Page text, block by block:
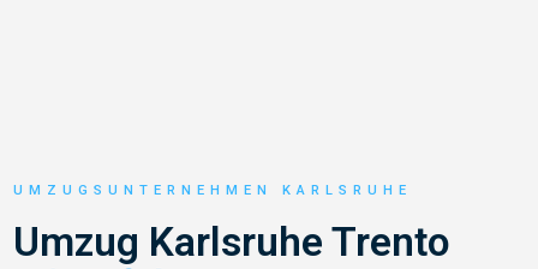
UMZUGSUNTERNEHMEN KARLSRUHE
Umzug Karlsruhe Trento